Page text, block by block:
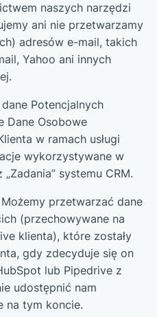
naszych narzędzi
ani nie przetwarzamy
adresów e-mail, takich
Yahoo ani innych
Potencjalnych
Dane Osobowe
w ramach usługi
wykorzystywane w
systemu CRM.
Możemy przetwarzać dane
(przechowywane na
klienta), które zostały
gdy zdecyduje się on
lub Pipedrive z
udostępnić nam
na tym koncie.